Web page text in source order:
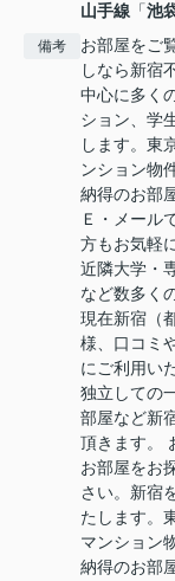
山手線 「池
備考
お部屋をご
しなら新宿
中心に多く
ション、学
します。東
ンション物
納得のお部
Ｅ・メール
方もお気軽
近隣大学・
など数多く
現在新宿（
様、口コミ
にご利用い
独立しての
部屋など新
頂きます。
お部屋をお
さい。新宿
たします。
マンション
納得のお部